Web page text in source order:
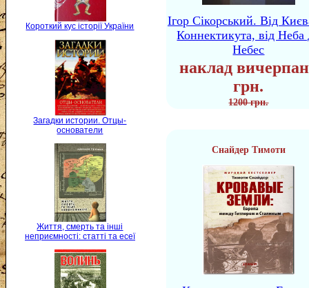
Короткий кус історії України
Загадки истории. Отцы-
основатели
Життя, смерть та інші
неприємності: статті та есеї
Ігор Сікорський. Від
Коннектикута, від Неба
Небес
наклад
грн.
1200 грн.
Снайдер Тимоти